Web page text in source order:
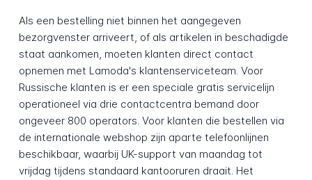
Als een bestelling niet binnen het aangegeven
bezorgvenster arriveert, of als artikelen in beschadigde
staat aankomen, moeten klanten direct contact
opnemen met Lamoda's klantenserviceteam. Voor
Russische klanten is er een speciale gratis servicelijn
operationeel via drie contactcentra bemand door
ongeveer 800 operators. Voor klanten die bestellen via
de internationale webshop zijn aparte telefoonlijnen
beschikbaar, waarbij UK-support van maandag tot
vrijdag tijdens standaard kantooruren draait. Het